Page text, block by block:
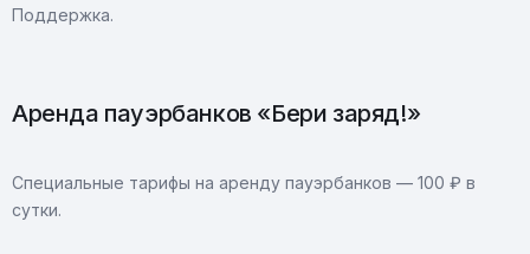
Поддержка.
Аренда пауэрбанков «Бери заряд!»
Специальные тарифы на аренду пауэрбанков — 100 ₽ в
сутки.